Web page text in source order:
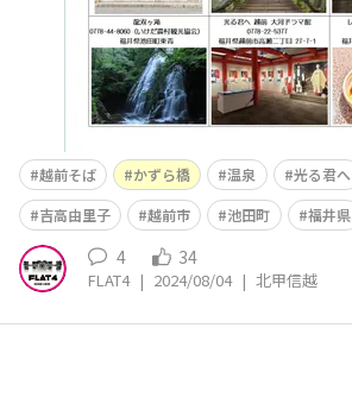
越前そば かずら橋 温泉 光る君へ
吉高由里子
越前市 池田町 福井県
4 34
FLAT4 | 2024/08/04 | 北甲信越